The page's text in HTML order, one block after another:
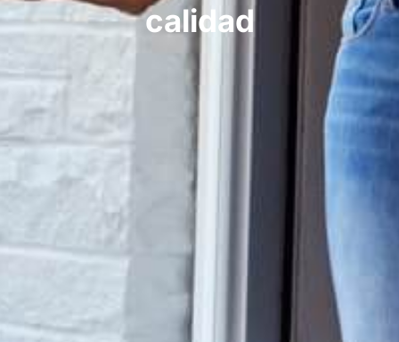
calidad